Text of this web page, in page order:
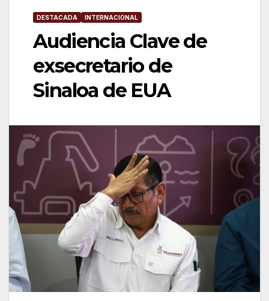
DESTACADA INTERNACIONAL
Audiencia Clave de
exsecretario de
Sinaloa de EUA